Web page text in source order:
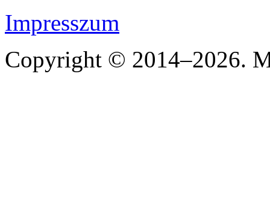
Impresszum
Copyright © 2014–2026.